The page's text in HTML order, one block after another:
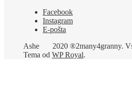
Facebook
Instagram
E-pošta
2020 ®2many4granny.
Ashe
Tema od WP Royal.